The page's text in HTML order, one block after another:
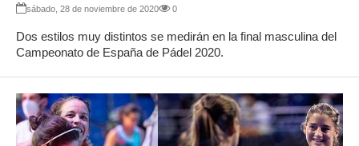
sábado, 28 de noviembre de 2020 0
Dos estilos muy distintos se medirán en la final masculina del
Campeonato de España de Pádel 2020.